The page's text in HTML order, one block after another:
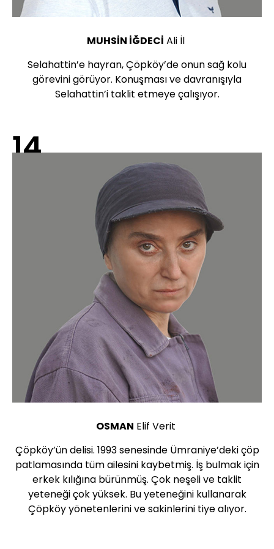
MUHSİN İĞDECİ Ali İl
Selahattin’e hayran, Çöpköy’de onun sağ kolu
görevini görüyor. Konuşması ve davranışıyla
Selahattin’i taklit etmeye çalışıyor.
14
OSMAN Elif Verit
Çöpköy’ün delisi. 1993 senesinde Ümraniye’deki çöp
patlamasında tüm ailesini kaybetmiş. İş bulmak için
erkek kılığına bürünmüş. Çok neşeli ve taklit
yeteneği çok yüksek. Bu yeteneğini kullanarak
Çöpköy yönetenlerini ve sakinlerini tiye alıyor.